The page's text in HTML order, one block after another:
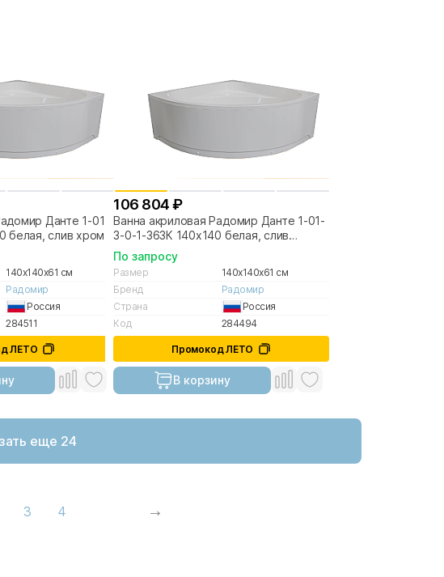
Данте 1-01-
белая, слив хром
140x140x61 см
Радомир
Россия
284511
ЛЕТО
106 804 ₽
Ванна акриловая Радомир Данте 1-01-
3-0-1-363К 140х140 белая, слив
золото
По запросу
Размер
140x140x61 см
Бренд
Радомир
Страна
Россия
Код
284494
Промокод ЛЕТО
В корзину
еще 24
3 4